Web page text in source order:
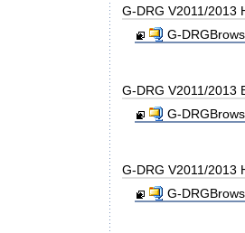
G-DRG V2011/2013
G-
G-DRG V2011/2013
G-
G-DRG V2011/2013
G-